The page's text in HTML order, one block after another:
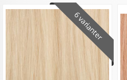
6 varianter